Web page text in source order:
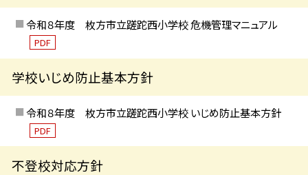
令和８年度 枚方市立蹉跎西小学校 危機管理マニュアル
PDF
学校いじめ防止基本方針
令和８年度 枚方市立蹉跎西小学校 いじめ防止基本方針
PDF
不登校対応方針